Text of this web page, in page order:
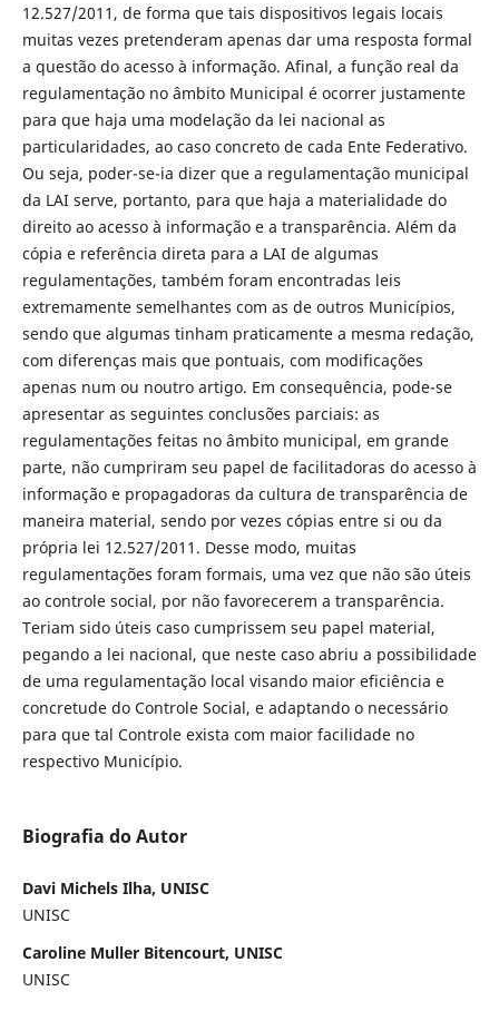
12.527/2011, de forma que tais dispositivos legais locais
muitas vezes pretenderam apenas dar uma resposta formal
a questão do acesso à informação. Afinal, a função real da
regulamentação no âmbito Municipal é ocorrer justamente
para que haja uma modelação da lei nacional as
particularidades, ao caso concreto de cada Ente Federativo.
Ou seja, poder-se-ia dizer que a regulamentação municipal
da LAI serve, portanto, para que haja a materialidade do
direito ao acesso à informação e a transparência. Além da
cópia e referência direta para a LAI de algumas
regulamentações, também foram encontradas leis
extremamente semelhantes com as de outros Municípios,
sendo que algumas tinham praticamente a mesma redação,
com diferenças mais que pontuais, com modificações
apenas num ou noutro artigo. Em consequência, pode-se
apresentar as seguintes conclusões parciais: as
regulamentações feitas no âmbito municipal, em grande
parte, não cumpriram seu papel de facilitadoras do acesso à
informação e propagadoras da cultura de transparência de
maneira material, sendo por vezes cópias entre si ou da
própria lei 12.527/2011. Desse modo, muitas
regulamentações foram formais, uma vez que não são úteis
ao controle social, por não favorecerem a transparência.
Teriam sido úteis caso cumprissem seu papel material,
pegando a lei nacional, que neste caso abriu a possibilidade
de uma regulamentação local visando maior eficiência e
concretude do Controle Social, e adaptando o necessário
para que tal Controle exista com maior facilidade no
respectivo Município.
Biografia do Autor
Davi Michels Ilha, UNISC
UNISC
Caroline Muller Bitencourt, UNISC
UNISC